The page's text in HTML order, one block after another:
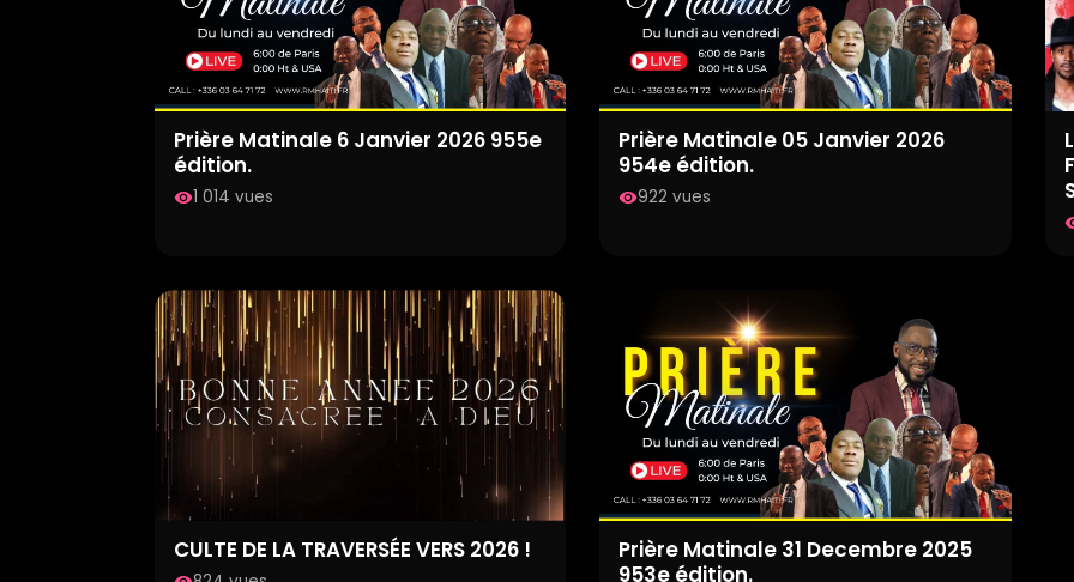
Prière Matinale 6 Janvier 2026 955e
édition.
visibility1 014 vues
Prière Matinale 05 Janvier 2026
954e édition.
visibility922 vues
CULTE DE LA TRAVERSÉE VERS 2026 !
Prière Matinale 31 Decembre 2025
953e édition.